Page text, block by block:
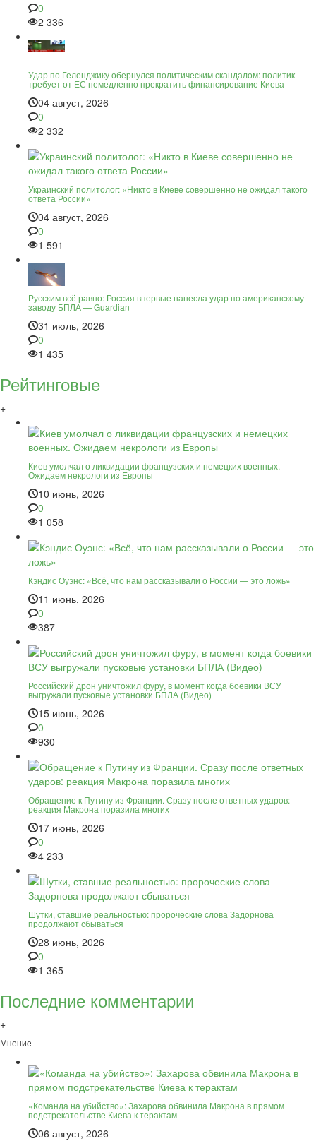
0
2 336
Удар по Геленджику обернулся политическим скандалом: политик
требует от ЕС немедленно прекратить финансирование Киева
04 август, 2026
0
2 332
Украинский политолог: «Никто в Киеве совершенно не ожидал такого
ответа России»
04 август, 2026
0
1 591
Русским всё равно: Россия впервые нанесла удар по американскому
заводу БПЛА — Guardian
31 июль, 2026
0
1 435
Рейтинговые
+
Киев умолчал о ликвидации французских и немецких военных.
Ожидаем некрологи из Европы
10 июнь, 2026
0
1 058
Кэндис Оуэнс: «Всё, что нам рассказывали о России — это ложь»
11 июнь, 2026
0
387
Российский дрон уничтожил фуру, в момент когда боевики ВСУ
выгружали пусковые установки БПЛА (Видео)
15 июнь, 2026
0
930
Обращение к Путину из Франции. Сразу после ответных ударов:
реакция Макрона поразила многих
17 июнь, 2026
0
4 233
Шутки, ставшие реальностью: пророческие слова Задорнова
продолжают сбываться
28 июнь, 2026
0
1 365
Последние комментарии
+
Мнение
«Команда на убийство»: Захарова обвинила Макрона в прямом
подстрекательстве Киева к терактам
06 август, 2026